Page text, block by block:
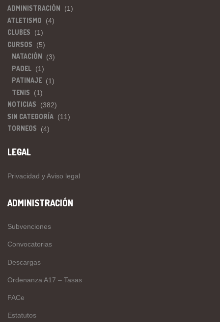
ADMINISTRACIÓN (1)
ATLETISMO (4)
CLUBES (1)
CURSOS (5)
NATACIÓN (3)
PADEL (1)
PATINAJE (1)
TENIS (1)
NOTICIAS (382)
SIN CATEGORÍA (11)
TORNEOS (4)
LEGAL
Privacidad y Aviso legal
ADMINISTRACIÓN
Subvenciones
Convocatorias
Descargas
Ordenanza A17 – Tasas
FACe
Estatutos